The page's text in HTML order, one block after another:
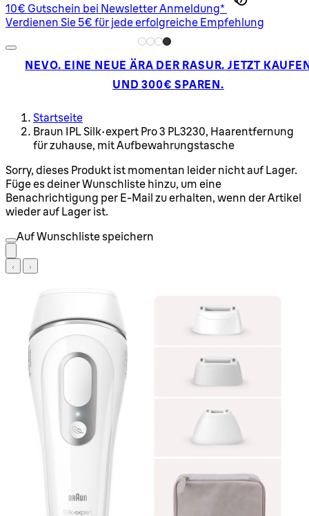
10€ Gutschein bei Newsletter Anmeldung*
Verdienen Sie 5€ für jede erfolgreiche Empfehlung
NEVO. EINE NEUE ÄRA DER RASUR. JETZT
UND 300€ SPAREN.
Startseite
Braun IPL Silk·expert Pro 3 PL3230, Haarentfernung
für zuhause, mit Aufbewahrungstasche
Sorry, dieses Produkt ist momentan leider nicht auf Lager.
Füge es deiner Wunschliste hinzu, um eine
Benachrichtigung per E-Mail zu erhalten, wenn der Artikel
wieder auf Lager ist.
Auf Wunschliste speichern